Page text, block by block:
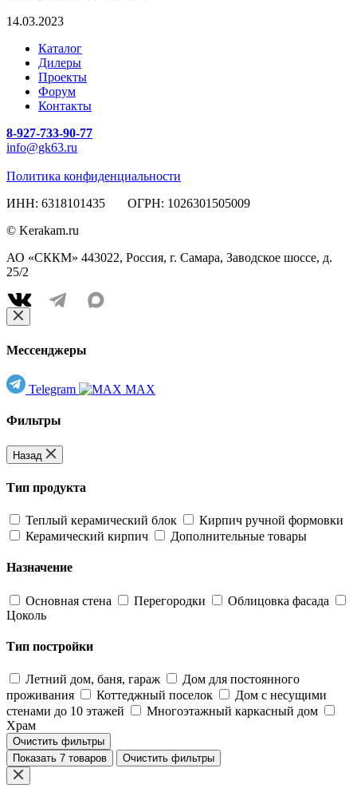
14.03.2023
Каталог
Дилеры
Проекты
Форум
Контакты
8-927-733-90-77
info@gk63.ru
Политика конфиденциальности
ИНН: 6318101435 ОГРН: 1026301505009
© Kerakam.ru
АО «СККМ» 443022, Россия, г. Самара, Заводское шоссе, д.
25/2
Мессенджеры
Telegram MAX
Фильтры
Назад
Тип продукта
Теплый керамический блок
Кирпич ручной формовки
Керамический кирпич
Дополнительные товары
Назначение
Основная стена Перегородки
Облицовка фасада
Цоколь
Тип постройки
Летний дом, баня, гараж
Дом для постоянного
проживания
Коттеджный поселок
Дом с несущими
стенами до 10 этажей
Многоэтажный каркасный дом
Храм
Очистить фильтры
Показать 7 товаров
Очистить фильтры